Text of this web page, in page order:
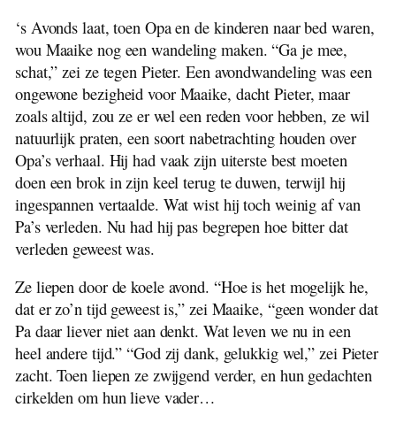
‘s Avonds laat, toen Opa en de kinderen naar bed waren,
wou Maaike nog een wandeling maken. “Ga je mee,
schat,” zei ze tegen Pieter. Een avondwandeling was een
ongewone bezigheid voor Maaike, dacht Pieter, maar
zoals altijd, zou ze er wel een reden voor hebben, ze wil
natuurlijk praten, een soort nabetrachting houden over
Opa’s verhaal. Hij had vaak zijn uiterste best moeten
doen een brok in zijn keel terug te duwen, terwijl hij
ingespannen vertaalde. Wat wist hij toch weinig af van
Pa’s verleden. Nu had hij pas begrepen hoe bitter dat
verleden geweest was.
Ze liepen door de koele avond. “Hoe is het mogelijk he,
dat er zo’n tijd geweest is,” zei Maaike, “geen wonder dat
Pa daar liever niet aan denkt. Wat leven we nu in een
heel andere tijd.” “God zij dank, gelukkig wel,” zei Pieter
zacht. Toen liepen ze zwijgend verder, en hun gedachten
cirkelden om hun lieve vader…